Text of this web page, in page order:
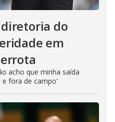
do
em
acho que minha saída
fora de campo’